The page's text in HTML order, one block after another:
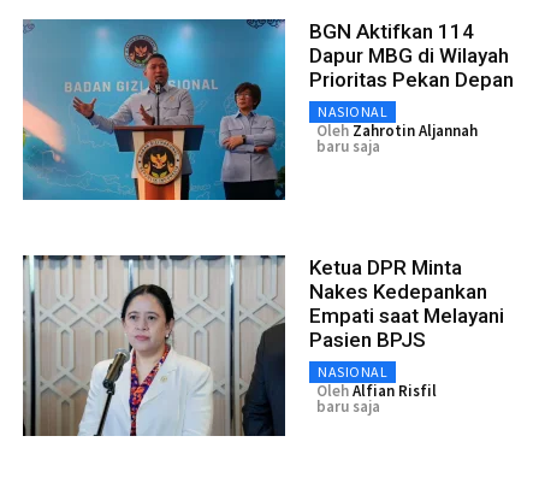
BGN Aktifkan 114
Dapur MBG di Wilayah
Prioritas Pekan Depan
NASIONAL
Oleh Zahrotin Aljannah
baru saja
Ketua DPR Minta
Nakes Kedepankan
Empati saat Melayani
Pasien BPJS
NASIONAL
OlehAlfian Risfil
baru saja